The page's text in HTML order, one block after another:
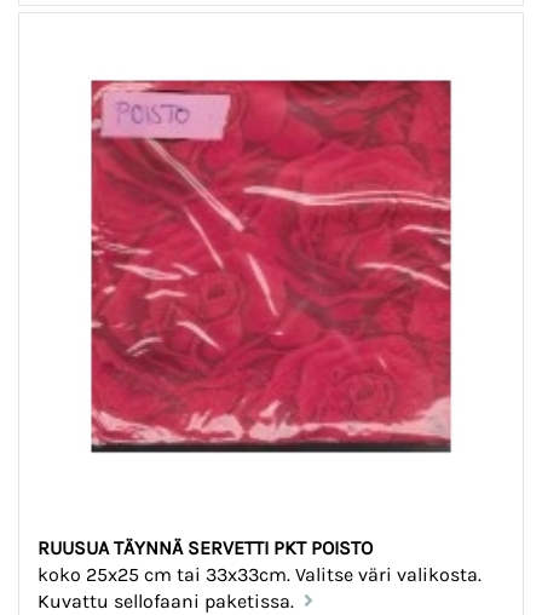
RUUSUA TÄYNNÄ SERVETTI PKT POISTO
koko 25x25 cm tai 33x33cm. Valitse väri valikosta.
Kuvattu sellofaani paketissa.